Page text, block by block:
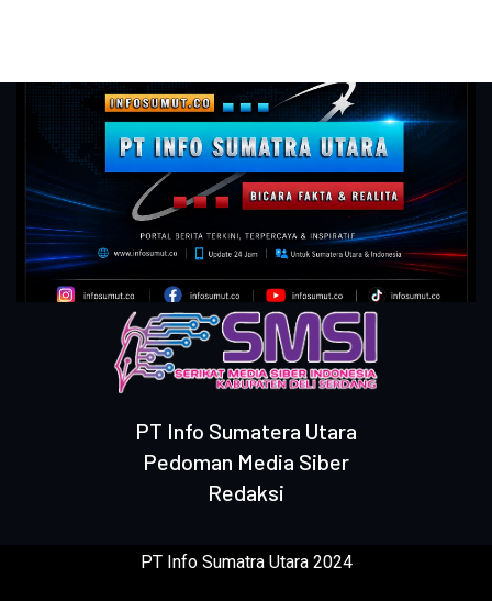
PT Info Sumatera Utara
Pedoman Media Siber
Redaksi
PT Info Sumatra Utara 2024